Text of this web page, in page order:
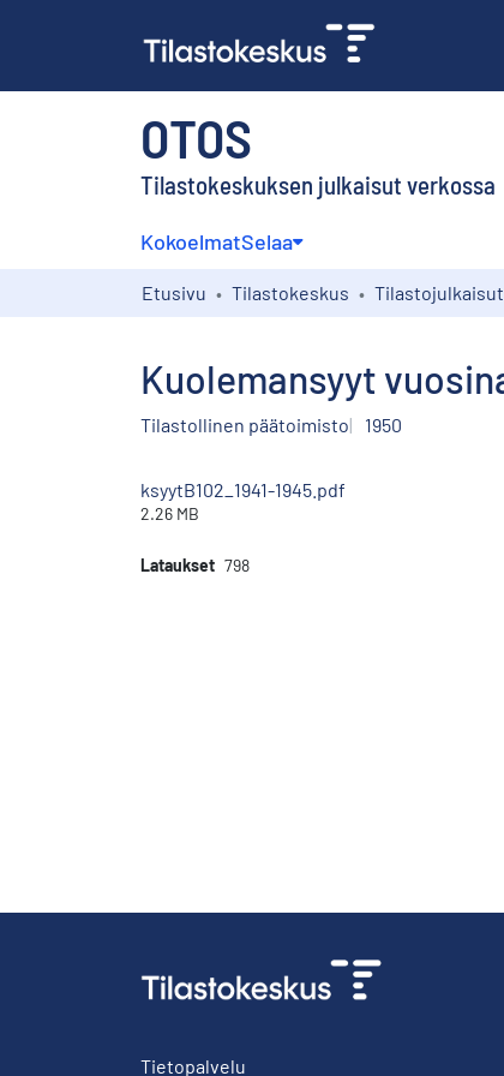
OTOS
Tilastokeskuksen julkaisut verkossa
KokoelmatSelaa
Etusivu Tilastokeskus Tilastojulkaisut
Kuolemansyyt
Tilastollinen päätoimisto 1950
ksyytB102_1941-1945.pdf
2.26 MB
Lataukset 798
Tietopalvelu